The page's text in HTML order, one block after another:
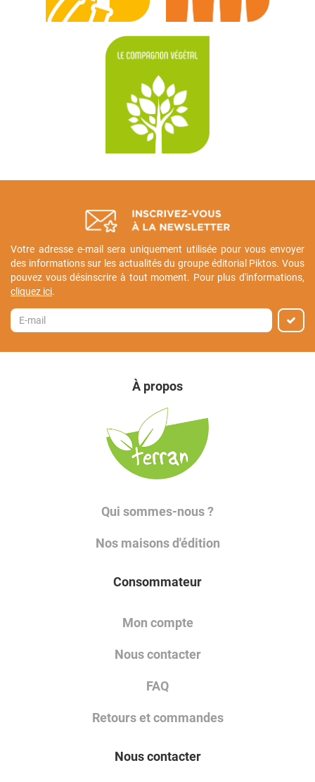
Votre adresse e-mail sera uniquement utilisée pour vous envoyer
des informations sur les actualités du groupe éditorial Piktos. Vous
pouvez vous désinscrire à tout moment. Pour plus d'informations,
cliquez ici.
À propos
Qui sommes-nous ?
Nos maisons d'édition
Consommateur
Mon compte
Nous contacter
FAQ
Retours et commandes
Nous contacter